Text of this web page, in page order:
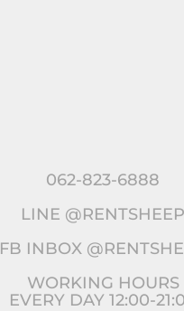
062-823-6888
LINE @RENTSHEEP
FB INBOX
WORKING HOURS
EVERY DAY 12:00-